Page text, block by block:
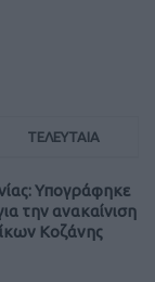
ΤΕΛΕΥΤΑΙΑ
Υπογράφηκε
την ανακαίνιση
Κοζάνης